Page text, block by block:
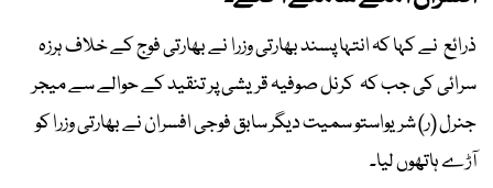
ذرائع نے کہا کہ انتہا پسند بھارتی وزرا نے بھارتی فوج کے خلاف ہرزہ
سرائی کی جب کہ کرنل صوفیہ قریشی پر تنقید کے حوالے سے میجر
جنرل (ر) شریواستو سمیت دیگر سابق فوجی افسران نے بھارتی وزرا کو
آڑے ہاتھوں لیا۔